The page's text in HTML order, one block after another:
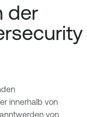
der
innerhalb von
von